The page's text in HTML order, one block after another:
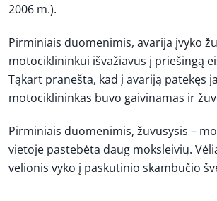
2006 m.).
Pirminiais duomenimis, avarija įvyko
motociklininkui išvažiavus į priešingą
Tąkart pranešta, kad į avariją patekęs
motociklininkas buvo gaivinamas ir
Pirminiais duomenimis, žuvusysis –
vietoje pastebėta daug moksleivių.
velionis vyko į paskutinio skambučio